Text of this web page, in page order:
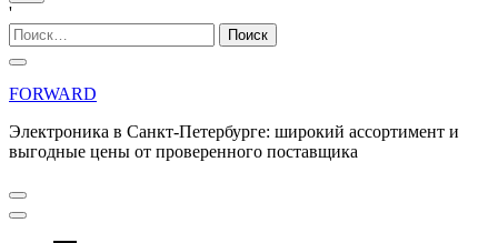
'
Найти:
FORWARD
Электроника в Санкт-Петербурге: широкий ассортимент и
выгодные цены от проверенного поставщика